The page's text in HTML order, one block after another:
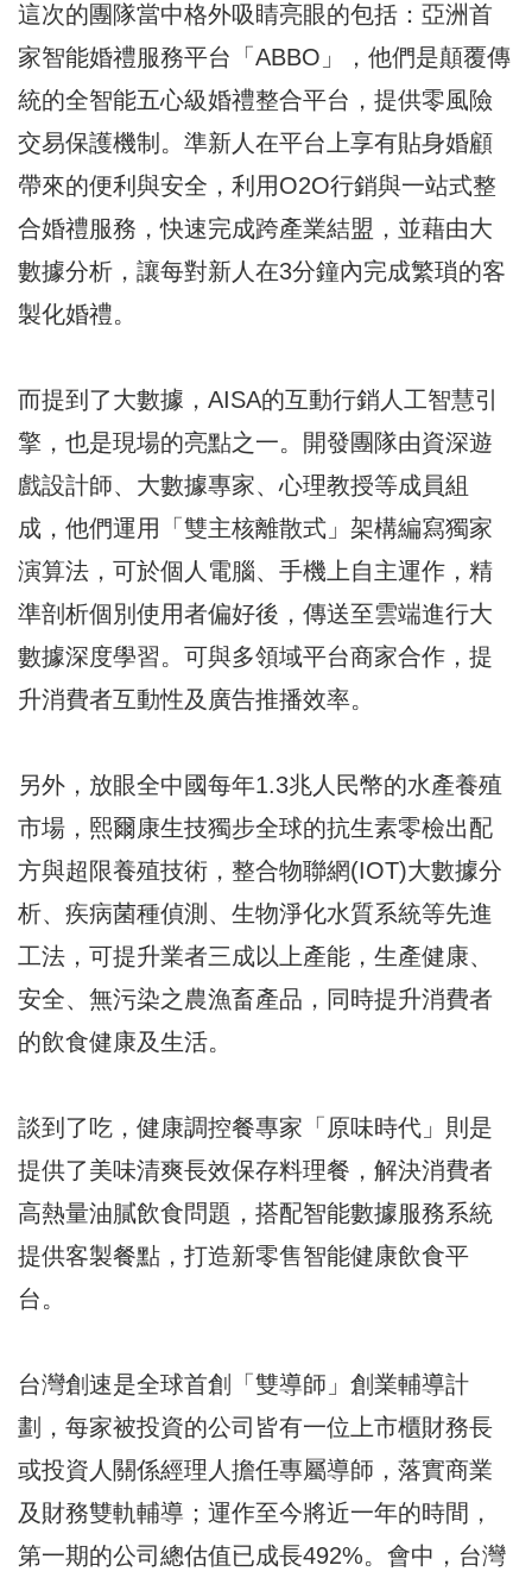
這次的團隊當中格外吸睛亮眼的包括：亞洲首
家智能婚禮服務平台「ABBO」，他們是顛覆傳
統的全智能五心級婚禮整合平台，提供零風險
交易保護機制。準新人在平台上享有貼身婚顧
帶來的便利與安全，利用O2O行銷與一站式整
合婚禮服務，快速完成跨產業結盟，並藉由大
數據分析，讓每對新人在3分鐘內完成繁瑣的客
製化婚禮。
而提到了大數據，AISA的互動行銷人工智慧引
擎，也是現場的亮點之一。開發團隊由資深遊
戲設計師、大數據專家、心理教授等成員組
成，他們運用「雙主核離散式」架構編寫獨家
演算法，可於個人電腦、手機上自主運作，精
準剖析個別使用者偏好後，傳送至雲端進行大
數據深度學習。可與多領域平台商家合作，提
升消費者互動性及廣告推播效率。
另外，放眼全中國每年1.3兆人民幣的水產養殖
市場，熙爾康生技獨步全球的抗生素零檢出配
方與超限養殖技術，整合物聯網(IOT)大數據分
析、疾病菌種偵測、生物淨化水質系統等先進
工法，可提升業者三成以上產能，生產健康、
安全、無污染之農漁畜產品，同時提升消費者
的飲食健康及生活。
談到了吃，健康調控餐專家「原味時代」則是
提供了美味清爽長效保存料理餐，解決消費者
高熱量油膩飲食問題，搭配智能數據服務系統
提供客製餐點，打造新零售智能健康飲食平
台。
台灣創速是全球首創「雙導師」創業輔導計
劃，每家被投資的公司皆有一位上市櫃財務長
或投資人關係經理人擔任專屬導師，落實商業
及財務雙軌輔導；運作至今將近一年的時間，
第一期的公司總估值已成長492%。會中，台灣